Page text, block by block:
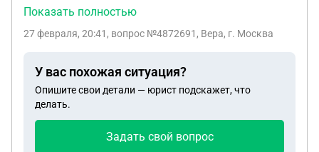
оформил. Умер, наследники должны заявлять
собственность нотариусу или после вступления в
Показать полностью
27 февраля, 20:41 , вопрос №4872691, Вера, г. Москва
У вас похожая ситуация?
Опишите свои детали — юрист подскажет, что
делать.
Задать свой вопрос